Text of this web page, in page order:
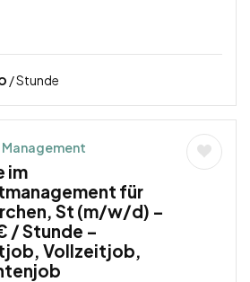
/ Stunde
Management
im
für
St (m/w/d) –
/ Stunde –
Vollzeitjob,